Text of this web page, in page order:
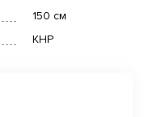
150 см
КНР